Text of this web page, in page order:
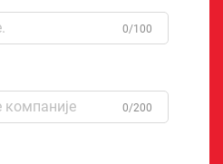
0/100
0/200